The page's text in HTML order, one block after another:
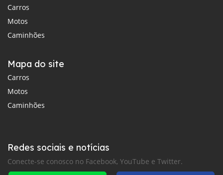
Carros
Motos
Caminhões
Mapa do site
Carros
Motos
Caminhões
Redes sociais e notícias
Conecte-se conosco no Facebook, YouTube e Twitter.